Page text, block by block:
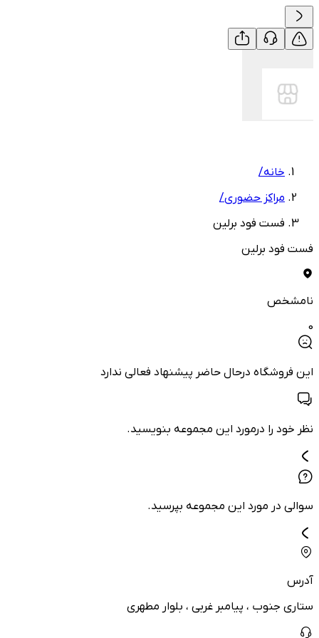
خانه/
مراکز حضوری/
فست فود برلین
فست فود برلین
نامشخص
0
این فروشگاه درحال حاضر پیشنهاد فعالی ندارد
نظر خود را درمورد این مجموعه بنویسید.
سوالی در مورد این مجموعه بپرسید.
آدرس
ستاری جنوب ، پیامبر غربی ، بلوار مطهری